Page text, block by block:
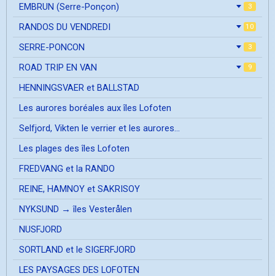
EMBRUN (Serre-Ponçon) 3
RANDOS DU VENDREDI 10
SERRE-PONCON 3
ROAD TRIP EN VAN 9
HENNINGSVAER et BALLSTAD
Les aurores boréales aux îles Lofoten
Selfjord, Vikten le verrier et les aurores...
Les plages des îles Lofoten
FREDVANG et la RANDO
REINE, HAMNOY et SAKRISOY
NYKSUND → îles Vesterålen
NUSFJORD
SORTLAND et le SIGERFJORD
LES PAYSAGES DES LOFOTEN